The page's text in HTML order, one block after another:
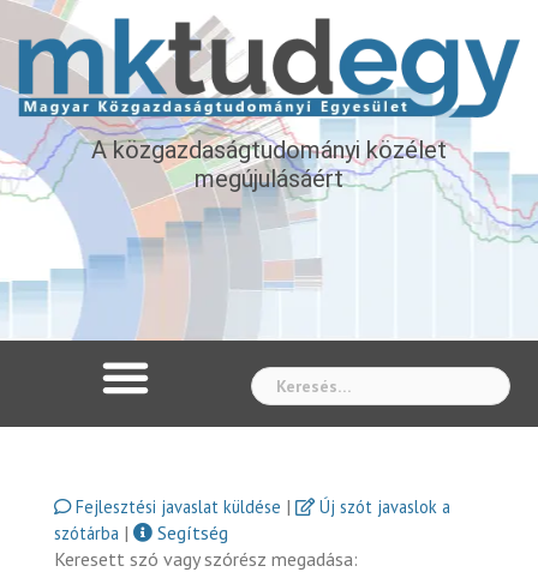
A közgazdaságtudományi közélet
megújulásáért
Fejlesztési javaslat küldése |
Új szót javaslok a
szótárba |
Segítség
Keresett szó vagy szórész megadása: